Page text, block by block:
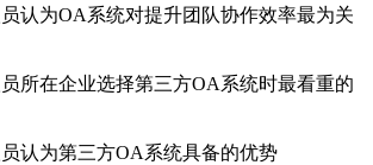
认为OA系统对提升团队协作效率最为关
所在企业选择第三方OA系统时最看重的
认为第三方OA系统具备的优势